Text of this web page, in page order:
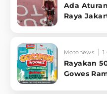
Ada
Raya
Motonews
Rayakan
Gowes